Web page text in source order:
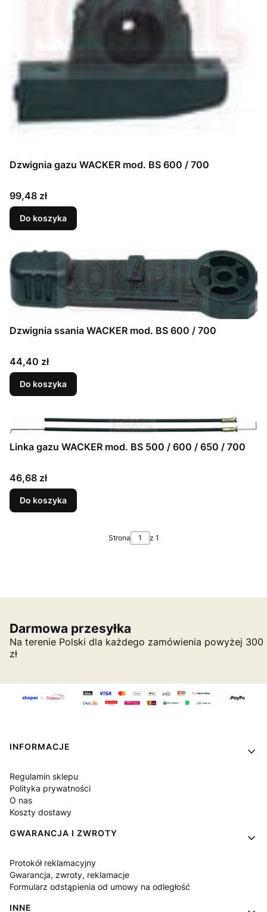
Dzwignia gazu WACKER mod. BS 600 / 700
Cena
99,48 zł
Do koszyka
Dzwignia ssania WACKER mod. BS 600 / 700
Cena
44,40 zł
Do koszyka
Linka gazu WACKER mod. BS 500 / 600 / 650 / 700
Cena
46,68 zł
Do koszyka
Strona z 1
Darmowa przesyłka
Na terenie Polski dla każdego zamówienia powyżej 300
zł
Linki w stopce
INFORMACJE
Regulamin sklepu
Polityka prywatności
O nas
Koszty dostawy
GWARANCJA I ZWROTY
Protokół reklamacyjny
Gwarancja, zwroty, reklamacje
Formularz odstąpienia od umowy na odległość
INNE